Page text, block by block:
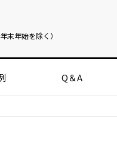
末年始を除く）
Q＆A